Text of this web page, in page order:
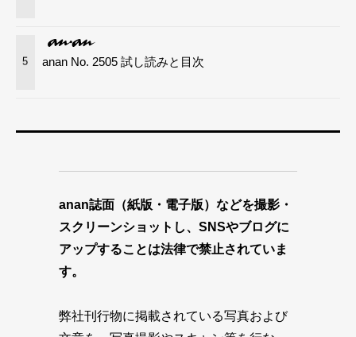
5 anan No. 2505 試し読みと目次
anan誌面（紙版・電子版）などを撮影・
スクリーンショットし、SNSやブログに
アップすることは法律で禁止されていま
す。
弊社刊行物に掲載されている写真および